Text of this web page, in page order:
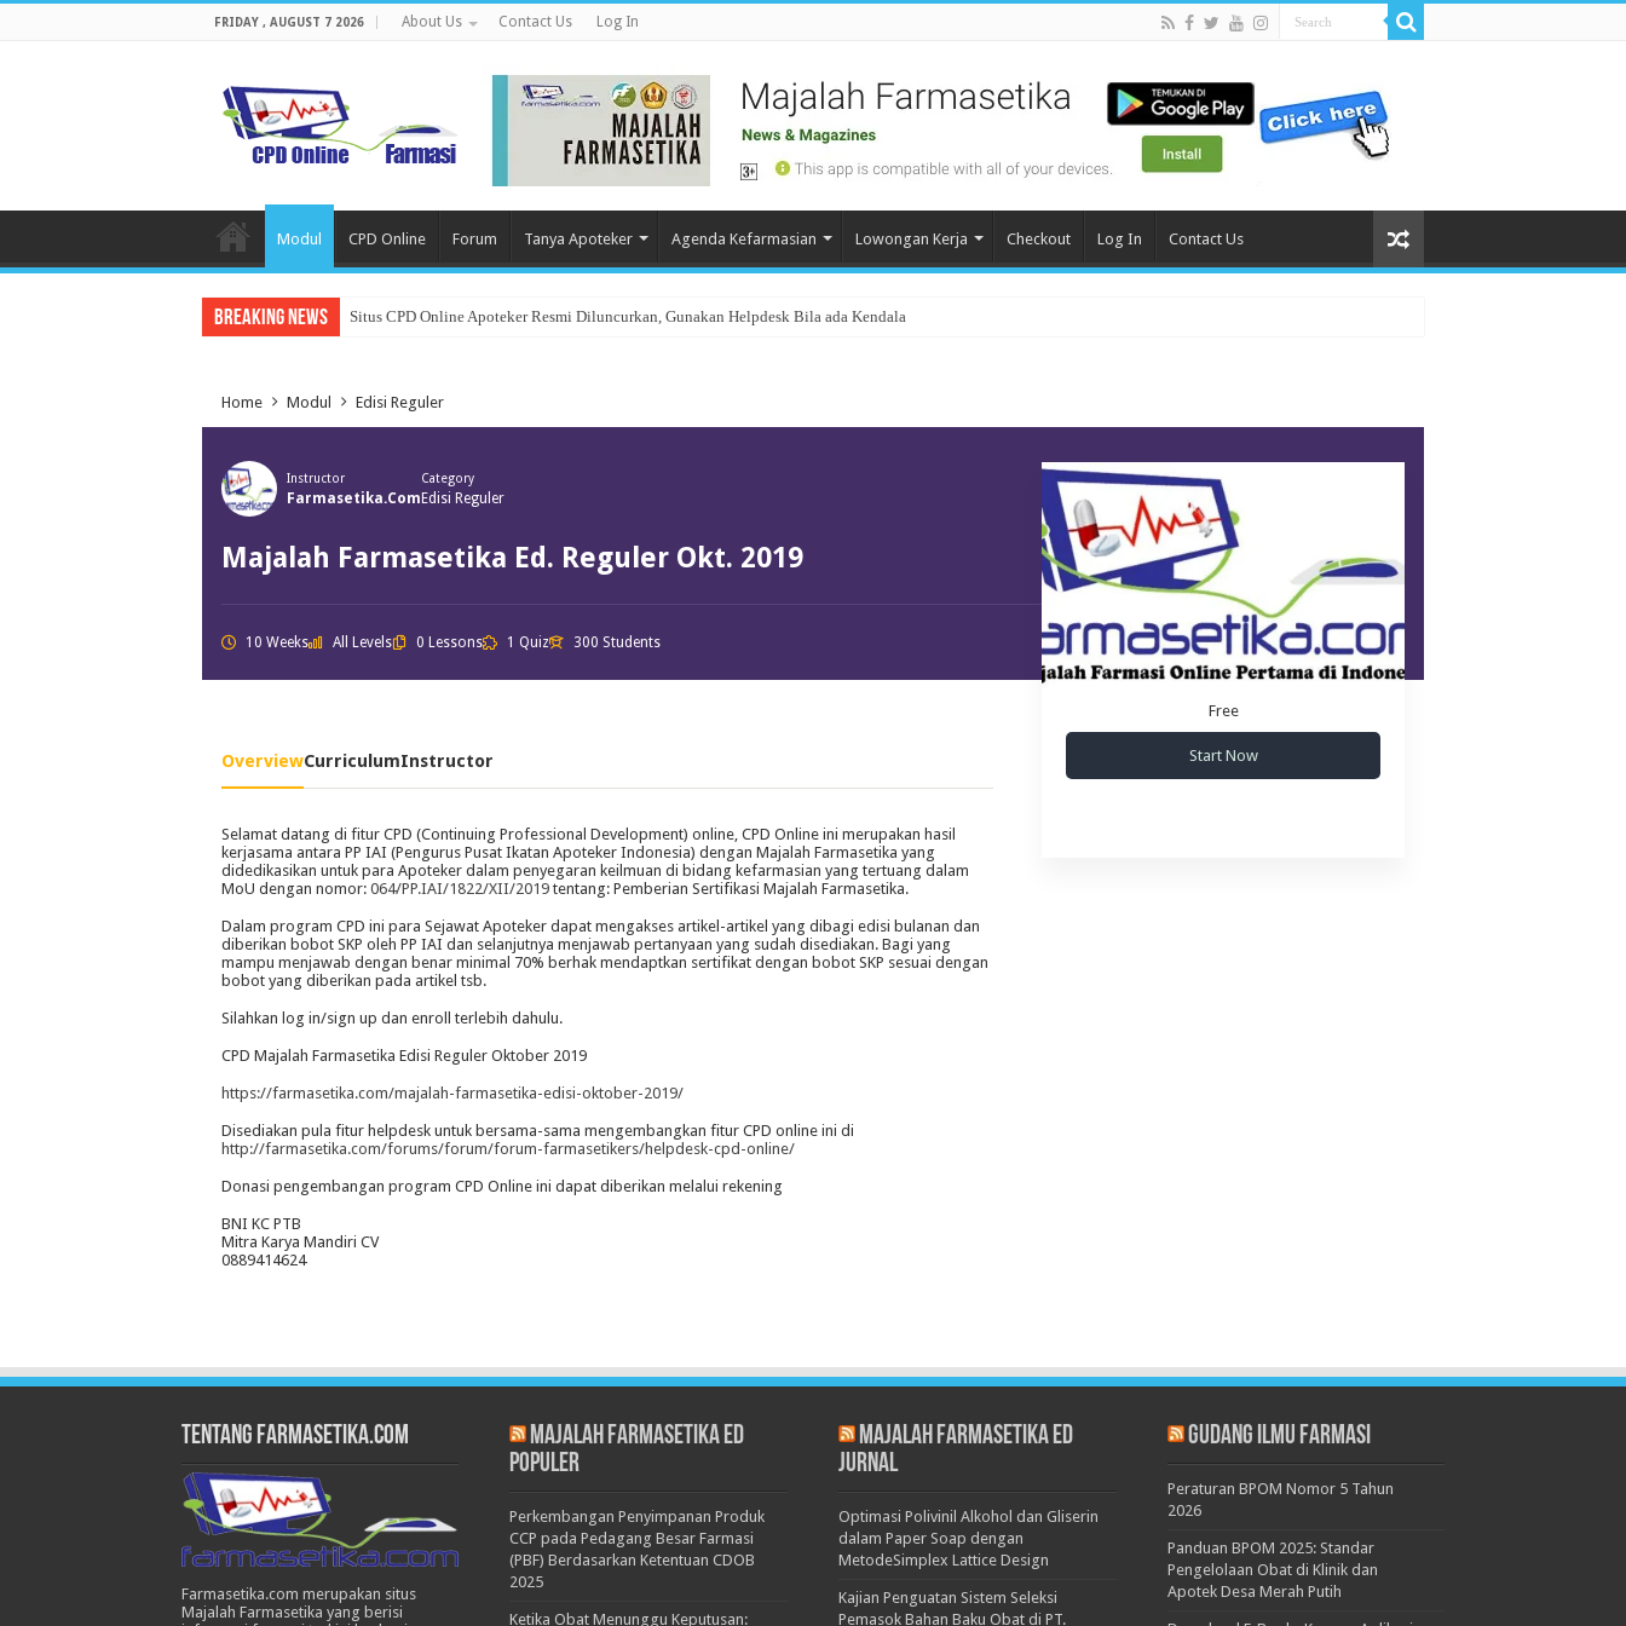
FRIDAY , AUGUST 7 2026 About Us Contact Us Log In
Modul CPD Online Forum Tanya Apoteker Agenda Kefarmasian Lowongan Kerja Checkout Log In Contact Us
Breaking News Situs CPD Online Apoteker Resmi Diluncurkan, Gunakan Helpdesk Bila ada Kendala
Home Modul Edisi Reguler
Instructor
Farmasetika.com
Category
Edisi Reguler
Majalah Farmasetika Ed. Reguler Okt. 2019
10 Weeks All Levels 0 Lessons 1 Quiz 300 Students
OverviewCurriculumInstructor
Selamat datang di fitur CPD (Continuing Professional Development) online, CPD Online ini merupakan hasil
kerjasama antara PP IAI (Pengurus Pusat Ikatan Apoteker Indonesia) dengan Majalah Farmasetika yang
didedikasikan untuk para Apoteker dalam penyegaran keilmuan di bidang kefarmasian yang tertuang dalam
MoU dengan nomor: 064/PP.IAI/1822/XII/2019 tentang: Pemberian Sertifikasi Majalah Farmasetika.
Dalam program CPD ini para Sejawat Apoteker dapat mengakses artikel-artikel yang dibagi edisi bulanan dan
diberikan bobot SKP oleh PP IAI dan selanjutnya menjawab pertanyaan yang sudah disediakan. Bagi yang
mampu menjawab dengan benar minimal 70% berhak mendaptkan sertifikat dengan bobot SKP sesuai dengan
bobot yang diberikan pada artikel tsb.
Silahkan log in/sign up dan enroll terlebih dahulu.
CPD Majalah Farmasetika Edisi Reguler Oktober 2019
https://farmasetika.com/majalah-farmasetika-edisi-oktober-2019/
Disediakan pula fitur helpdesk untuk bersama-sama mengembangkan fitur CPD online ini di
http://farmasetika.com/forums/forum/forum-farmasetikers/helpdesk-cpd-online/
Donasi pengembangan program CPD Online ini dapat diberikan melalui rekening
BNI KC PTB
Mitra Karya Mandiri CV
0889414624
Free
Start Now
Tentang Farmasetika.com
Farmasetika.com merupakan situs
Majalah Farmasetika yang berisi
Majalah Farmasetika Ed
Populer
Perkembangan Penyimpanan Produk
CCP pada Pedagang Besar Farmasi
(PBF) Berdasarkan Ketentuan CDOB
2025
Ketika Obat Menunggu Keputusan:
Majalah Farmasetika Ed
Jurnal
Optimasi Polivinil Alkohol dan Gliserin
dalam Paper Soap dengan
MetodeSimplex Lattice Design
Kajian Penguatan Sistem Seleksi
Pemasok Bahan Baku Obat di PT.
Gudang Ilmu Farmasi
Peraturan BPOM Nomor 5 Tahun
2026
Panduan BPOM 2025: Standar
Pengelolaan Obat di Klinik dan
Apotek Desa Merah Putih